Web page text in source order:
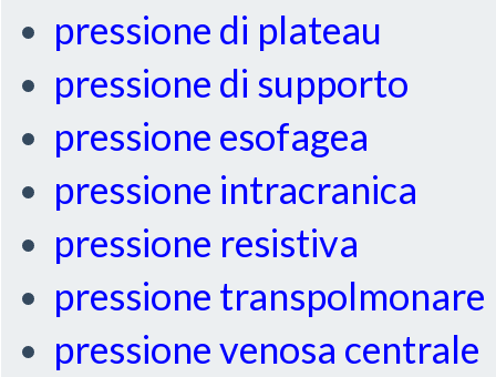
pressione di plateau
pressione di supporto
pressione esofagea
pressione intracranica
pressione resistiva
pressione transpolmonare
pressione venosa centrale